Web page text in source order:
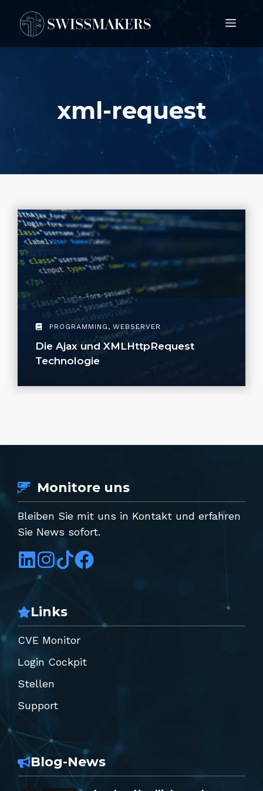
zum
Inhalt
Menü
xml-request
PROGRAMMING ,WEBSERVER
Die Ajax und XMLHttpRequest
Technologie
Monitore uns
Bleiben Sie mit uns in Kontakt und erfahren
Sie News sofort.
Links
CVE Monitor
Login Cockpit
Stellen
Support
Blog-News